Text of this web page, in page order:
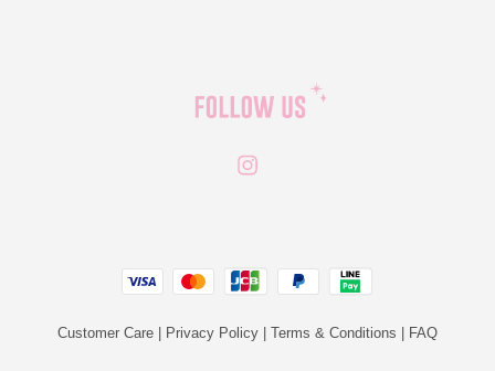
Visa Master JCB Paypal
Customer Care | Privacy Policy | Terms & Conditions | FAQ